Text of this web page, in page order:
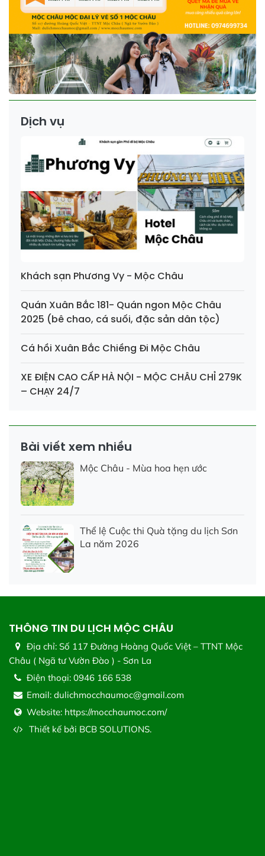
Dịch vụ
Khách sạn Phương Vy - Mộc Châu
Quán Xuân Bắc 181- Quán ngon Mộc Châu
2025 (bê chao, cá suối, đặc sản dân tộc)
Cá hồi Xuân Bắc Chiềng Đi Mộc Châu
XE ĐIỆN CAO CẤP HÀ NỘI - MỘC CHÂU CHỈ 279K
– CHẠY 24/7
Bài viết xem nhiều
Mộc Châu - Mùa hoa hẹn ước
Thể lệ Cuộc thi Quà tặng du lịch Sơn
La năm 2026
THÔNG TIN DU LỊCH MỘC CHÂU
Địa chỉ: Số 117 Đường Hoàng Quốc Việt – TTNT Mộc
Châu ( Ngã tư Vườn Đào ) - Sơn La
Điện thoại: 0946 166 538
Email: dulichmocchaumoc@gmail.com
Website: https://mocchaumoc.com/
Thiết kế bởi BCB SOLUTIONS.